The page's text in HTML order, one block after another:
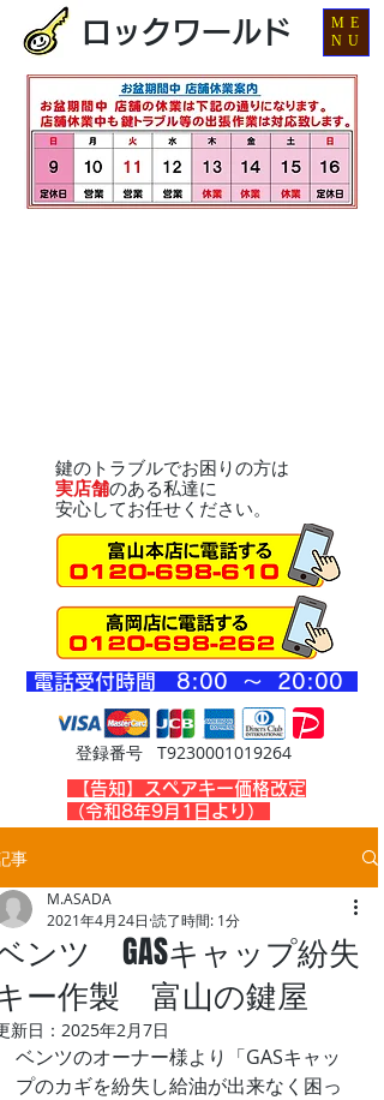
ロックワールド
鍵のトラブルでお困りの方は
実店舗のある私達に
安心してお任せください。
登録番号 T9230001019264
​電話受付時間 8:00 ～ 20:00
​【告知】スペアキー価格改定
（令和8年9月1日より）
ME
NU
事
ンツ GASキャップ紛失
ー作製 富山の鍵屋
M.ASADA
2021年4月24日 読了時間: 1分
新日： 2025年2月7日
ベンツのオーナー様より「GASキャッ
プのカギを紛失し給油が出来なく困っ